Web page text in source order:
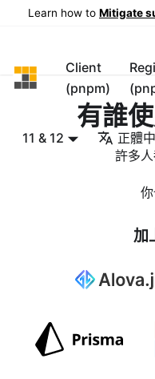
Learn how to Mitigate
pnpm
Client
(pnpm)
11 & 12 正體
有誰
許多
加